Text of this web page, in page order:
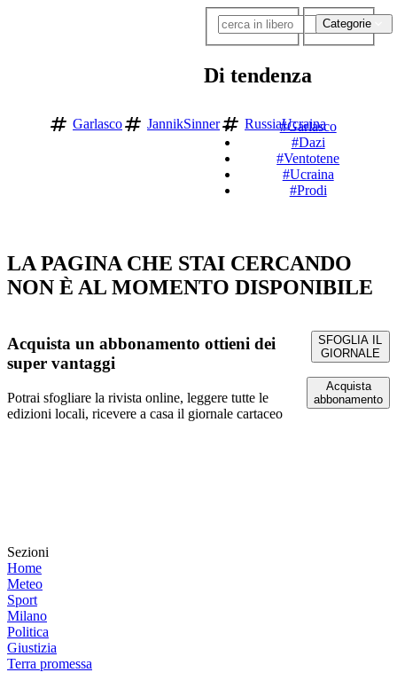
Garlasco JannikSinner RussiaUcraina
Categorie
Di tendenza
#Garlasco
#Dazi
#Ventotene
#Ucraina
#Prodi
LA PAGINA CHE STAI CERCANDO
NON È AL MOMENTO DISPONIBILE
Acquista un abbonamento ottieni dei
super vantaggi
Potrai sfogliare la rivista online, leggere tutte le
edizioni locali, ricevere a casa il giornale cartaceo
SFOGLIA IL
GIORNALE
Acquista
abbonamento
Sezioni
Home
Meteo
Sport
Milano
Politica
Giustizia
Terra promessa